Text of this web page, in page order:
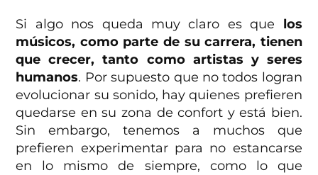
Si algo nos queda muy claro es que los
músicos, como parte de su carrera, tienen
que crecer, tanto como artistas y seres
humanos. Por supuesto que no todos logran
evolucionar su sonido, hay quienes prefieren
quedarse en su zona de confort y está bien.
Sin embargo, tenemos a muchos que
prefieren experimentar para no estancarse
en lo mismo de siempre, como lo que